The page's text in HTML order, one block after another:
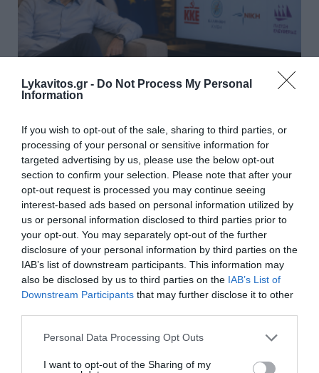
Lykavitos.gr - Do Not Process My Personal
Information
If you wish to opt-out of the sale, sharing to third parties, or
processing of your personal or sensitive information for
targeted advertising by us, please use the below opt-out
section to confirm your selection. Please note that after your
opt-out request is processed you may continue seeing
interest-based ads based on personal information utilized by
us or personal information disclosed to third parties prior to
your opt-out. You may separately opt-out of the further
disclosure of your personal information by third parties on the
IAB’s list of downstream participants. This information may
also be disclosed by us to third parties on the IAB’s List of
Downstream Participants that may further disclose it to other
Please note that this website/app uses one or more Google
not limited to your visit or usage behaviour. You may click to
Personal Data Processing Opt Outs
I want to opt-out of the Sharing of my
Ο δρόμος προς το 2027 και η κρίση αξιοπιστίας
της αντιπολίτευσης
Η πολιτική εικόνα της αντιπολίτευσης, οι εσωτερικές
αντιφάσεις των κομμάτων και ο τρόπος με τον οποίο
ενισχύεται η κυριαρχία του Κυριάκου Μητσοτάκη στο
πολιτικό σκηνικό.
07 Αυγούστου 2026
διαβάστε επίσης